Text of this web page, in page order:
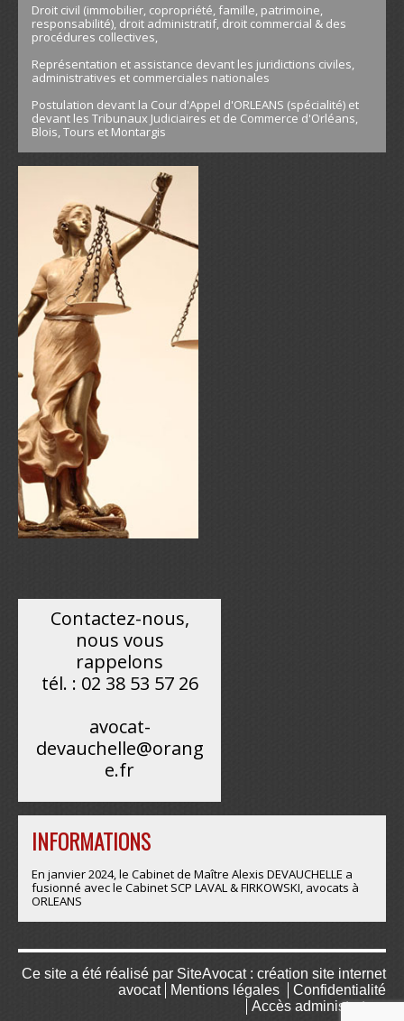
Droit civil (immobilier, copropriété, famille, patrimoine,
responsabilité), droit administratif, droit commercial & des
procédures collectives,
Représentation et assistance devant les juridictions civiles,
administratives et commerciales nationales
Postulation devant la Cour d'Appel d'ORLEANS (spécialité) et
devant les Tribunaux Judiciaires et de Commerce d'Orléans,
Blois, Tours et Montargis
Contactez-nous,
nous vous
rappelons
tél. : 02 38 53 57 26
avocat-
devauchelle@orang
e.fr
INFORMATIONS
En janvier 2024, le Cabinet de Maître Alexis DEVAUCHELLE a
fusionné avec le Cabinet SCP LAVAL & FIRKOWSKI, avocats à
ORLEANS
Ce site a été réalisé par SiteAvocat : création site internet
avocat
Mentions légales
Confidentialité
Accès administrateur